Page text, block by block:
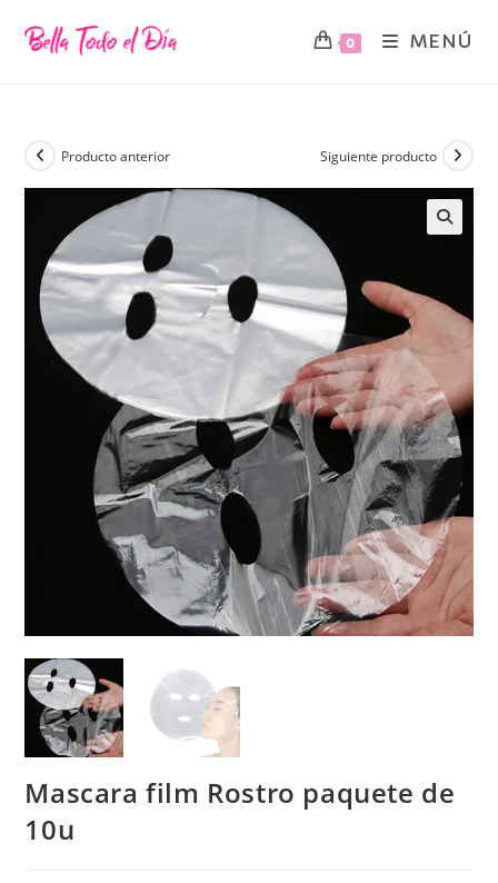
0 MENÚ
Producto anterior Siguiente producto
Mascara film Rostro paquete de
10u